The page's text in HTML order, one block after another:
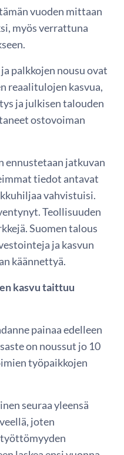
vuoden mittaan
myös verrattuna
palkkojen nousu ovat
reaalitulojen kasvua,
ja julkisen talouden
ostovoiman
ennustetaan jatkuvan
tiedot antavat
vahvistuisi.
Teollisuuden
Suomen talous
ja kasvun
käännettyä.
kasvu taittuu
painaa edelleen
on noussut jo 10
työpaikkojen
seuraa yleensä
joten